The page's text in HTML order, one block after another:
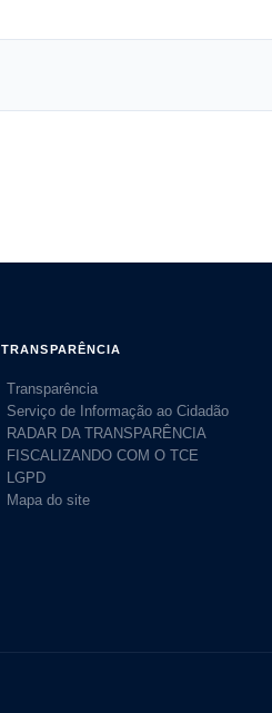
TRANSPARÊNCIA
Transparência
Serviço de Informação ao Cidadão
RADAR DA TRANSPARÊNCIA
FISCALIZANDO COM O TCE
LGPD
Mapa do site